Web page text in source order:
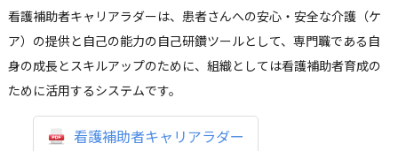
看護補助者キャリアラダーは、患者さんへの安心・安全な介護（ケ
ア）の提供と自己の能力の自己研鑽ツールとして、専門職である自
身の成長とスキルアップのために、組織としては看護補助者育成の
ために活用するシステムです。
看護補助者キャリアラダー